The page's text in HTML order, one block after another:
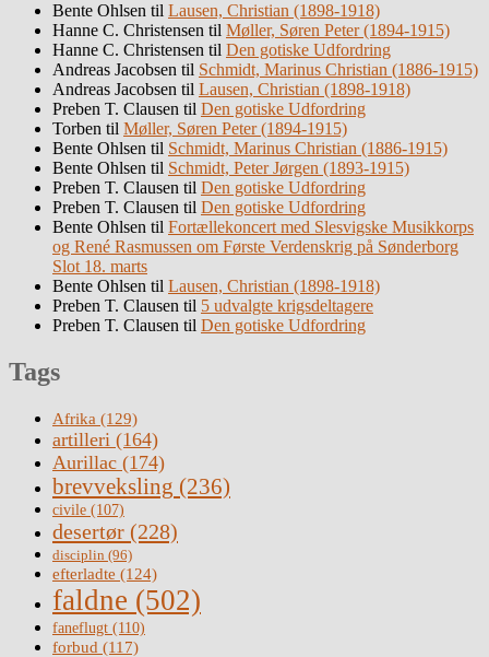
Bente Ohlsen til Lausen, Christian (1898-1918)
Hanne C. Christensen til Møller, Søren Peter (1894-1915)
Hanne C. Christensen til Den gotiske Udfordring
Andreas Jacobsen til Schmidt, Marinus Christian (1886-1915)
Andreas Jacobsen til Lausen, Christian (1898-1918)
Preben T. Clausen til Den gotiske Udfordring
Torben til Møller, Søren Peter (1894-1915)
Bente Ohlsen til Schmidt, Marinus Christian (1886-1915)
Bente Ohlsen til Schmidt, Peter Jørgen (1893-1915)
Preben T. Clausen til Den gotiske Udfordring
Preben T. Clausen til Den gotiske Udfordring
Bente Ohlsen til Fortællekoncert med Slesvigske Musikkorps
og René Rasmussen om Første Verdenskrig på Sønderborg
Slot 18. marts
Bente Ohlsen til Lausen, Christian (1898-1918)
Preben T. Clausen til 5 udvalgte krigsdeltagere
Preben T. Clausen til Den gotiske Udfordring
Tags
Afrika (129)
artilleri (164)
Aurillac (174)
brevveksling (236)
civile (107)
desertør (228)
disciplin (96)
efterladte (124)
faldne (502)
faneflugt (110)
forbud (117)